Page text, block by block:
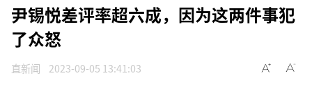
尹锡悦差评率超六成，因为这两件事犯
了众怒
直新闻 2023-09-05 13:41:03